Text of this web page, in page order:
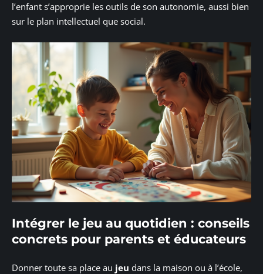
l’enfant s’approprie les outils de son autonomie, aussi bien
sur le plan intellectuel que social.
Intégrer le jeu au quotidien : conseils
concrets pour parents et éducateurs
Donner toute sa place au jeu dans la maison ou à l’école,